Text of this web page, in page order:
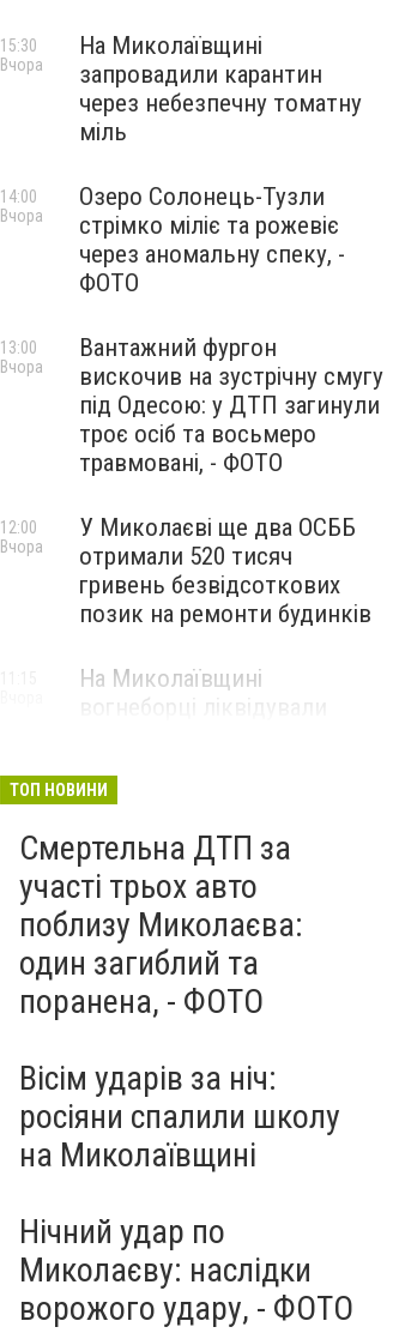
На Миколаївщині
запровадили карантин
через небезпечну томатну
міль
15:30
Вчора
Озеро Солонець-Тузли
стрімко міліє та рожевіє
через аномальну спеку, -
ФОТО
14:00
Вчора
Вантажний фургон
вискочив на зустрічну смугу
під Одесою: у ДТП загинули
троє осіб та восьмеро
травмовані, - ФОТО
13:00
Вчора
У Миколаєві ще два ОСББ
отримали 520 тисяч
гривень безвідсоткових
позик на ремонти будинків
12:00
Вчора
На Миколаївщині
вогнеборці ліквідували
ТОП НОВИНИ
Смертельна ДТП за
участі трьох авто
поблизу Миколаєва:
один загиблий та
поранена, - ФОТО
Вісім ударів за ніч:
росіяни спалили школу
на Миколаївщині
Нічний удар по
Миколаєву: наслідки
ворожого удару, - ФОТО